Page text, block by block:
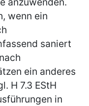
wenn ein
saniert
ein anderes
H 7.3 EStH
in